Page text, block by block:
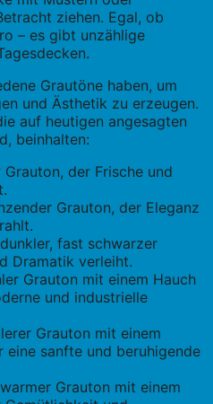
ziehen. Egal, ob
– es gibt unzählige
Grautöne haben, um
und Ästhetik zu erzeugen.
auf heutigen angesagten
beinhalten:
der Frische und
Grauton, der Eleganz
fast schwarzer
Dramatik verleiht.
Grauton mit einem Hauch
und industrielle
Grauton mit einem
eine sanfte und beruhigende
Grauton mit einem